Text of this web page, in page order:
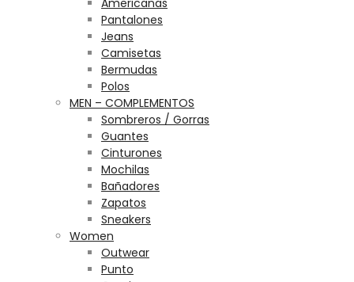
Americanas
Pantalones
Jeans
Camisetas
Bermudas
Polos
MEN – COMPLEMENTOS
Sombreros / Gorras
Guantes
Cinturones
Mochilas
Bañadores
Zapatos
Sneakers
Women
Outwear
Punto